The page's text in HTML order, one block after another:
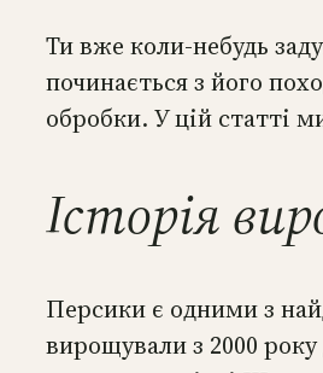
Ти вже коли-небудь
починається з його
обробки. У цій статті
Історія
Персики є одними з
вирощували з 2000